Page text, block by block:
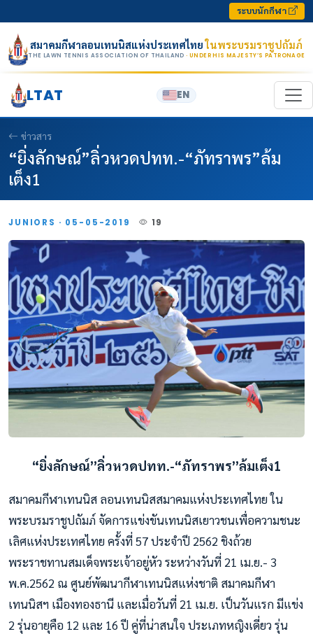
ระบบนักกีฬา
สมาคมกีฬาลอนเทนนิสแห่งประเทศไทยในพระบรมราชูปถัมภ์
THE LAWN TENNIS ASSOCIATION OF THAILAND · UNDER HIS MAJESTY’S PATRONAGE
LTAT EN
ข่าวสาร
“ยิ่งลักษณ์”ลิ่วหวดปทท.-“ภัทราพร”ล้ม
เต็ง1
JUNIORS · 05-05-2019 19
“ยิ่งลักษณ์”ลิ่วหวดปทท.-“ภัทราพร”ล้มเต็ง1
สมาคมกีฬาเทนนิส ลอนเทนนิสสมาคมแห่งประเทศไทย ใน
พระบรมราชูปถัมภ์ จัดการแข่งขันเทนนิสเยาวชนเพื่อความชนะ
เลิศแห่งประเทศไทย ครั้งที่ 57 ประจำปี 2562 ชิงถ้วย
พระราชทานสมเด็จพระเจ้าอยู่หัว ระหว่างวันที่ 21 เม.ย.- 3
พ.ค.2562 ณ ศูนย์พัฒนากีฬาเทนนิสแห่งชาติ สมาคมกีฬา
เทนนิสฯ เมืองทองธานี และเมื่อวันที่ 21 เม.ย. เป็นวันแรก มีแข่ง
2 รุ่นอายุคือ 12 และ 16 ปี คู่ที่น่าสนใจ ประเภทหญิงเดี่ยว รุ่น